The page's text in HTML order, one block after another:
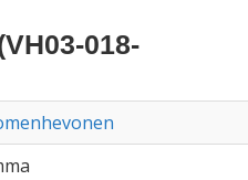
018-